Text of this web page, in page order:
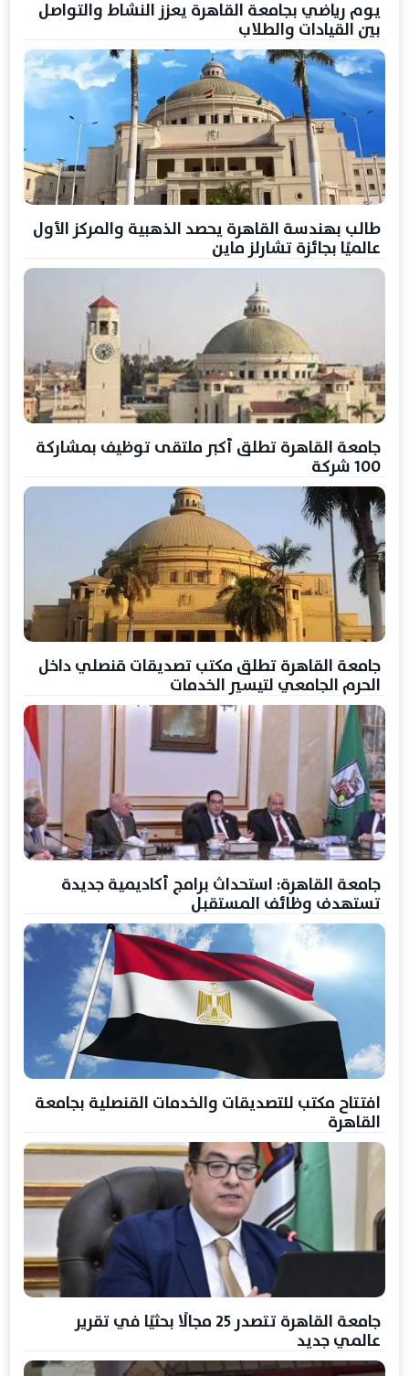
يوم رياضي بجامعة القاهرة يعزز النشاط والتواصل
بين القيادات والطلاب
طالب بهندسة القاهرة يحصد الذهبية والمركز الأول
عالميًا بجائزة تشارلز ماين
جامعة القاهرة تطلق أكبر ملتقى توظيف بمشاركة
100 شركة
جامعة القاهرة تطلق مكتب تصديقات قنصلي داخل
الحرم الجامعي لتيسير الخدمات
جامعة القاهرة: استحداث برامج أكاديمية جديدة
تستهدف وظائف المستقبل
افتتاح مكتب للتصديقات والخدمات القنصلية بجامعة
القاهرة
جامعة القاهرة تتصدر 25 مجالًا بحثيًا في تقرير
عالمي جديد